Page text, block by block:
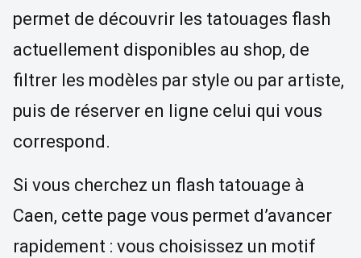
permet de découvrir les tatouages flash
actuellement disponibles au shop, de
filtrer les modèles par style ou par artiste,
puis de réserver en ligne celui qui vous
correspond.
Si vous cherchez un flash tatouage à
Caen, cette page vous permet d’avancer
rapidement : vous choisissez un motif